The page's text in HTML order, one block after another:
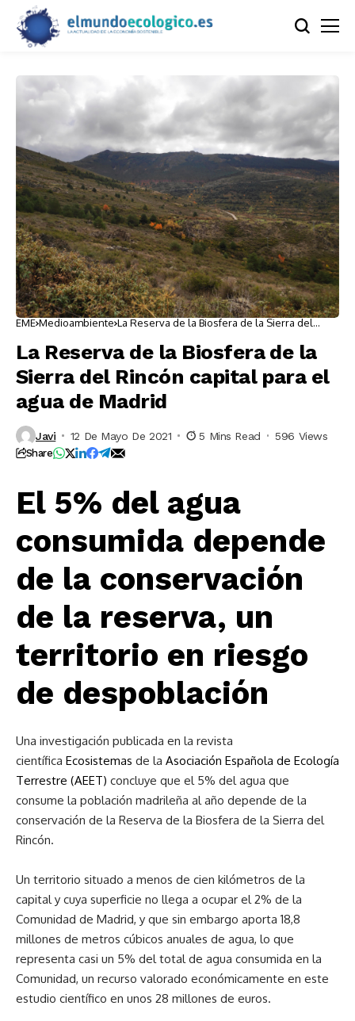
EME Medioambiente La Reserva de la Biosfera de la Sierra del
La Reserva de la Biosfera de la
Sierra del Rincón capital para el
agua de Madrid
Javi 12 De Mayo De 2021 5 Mins Read 596 Views
Share
El 5% del agua
consumida depende
de la conservación
de la reserva, un
territorio en riesgo
de despoblación
Una investigación publicada en la revista
científica Ecosistemas de la Asociación Española de Ecología
Terrestre (AEET) concluye que el 5% del agua que
consume la población madrileña al año depende de la
conservación de la Reserva de la Biosfera de la Sierra del
Rincón.
Un territorio situado a menos de cien kilómetros de la
capital y cuya superficie no llega a ocupar el 2% de la
Comunidad de Madrid, y que sin embargo aporta 18,8
millones de metros cúbicos anuales de agua, lo que
representa casi un 5% del total de agua consumida en la
Comunidad, un recurso valorado económicamente en este
estudio científico en unos 28 millones de euros.